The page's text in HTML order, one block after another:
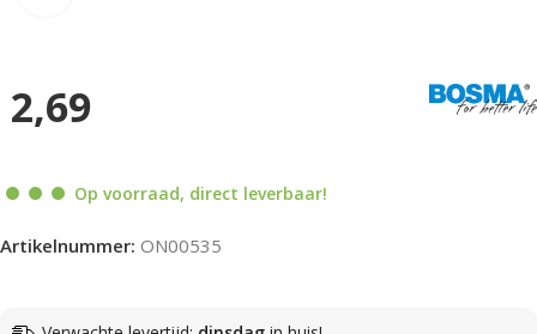
2,69
Op voorraad, direct leverbaar!
Artikelnummer: ON00535